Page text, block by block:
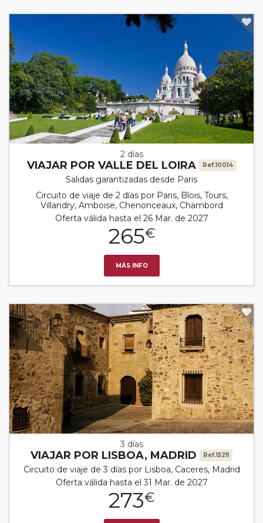
2 días
VIAJAR POR VALLE DEL LOIRA Ref.10014
Salidas garantizadas desde Paris
Circuito de viaje de 2 días por Paris, Blois, Tours,
Villandry, Amboise, Chenonceaux, Chambord
Oferta válida hasta el 26 Mar. de 2027
265€
MÁS INFO
3 días
VIAJAR POR LISBOA, MADRID Ref.15211
Circuito de viaje de 3 días por Lisboa, Caceres, Madrid
Oferta válida hasta el 31 Mar. de 2027
273€